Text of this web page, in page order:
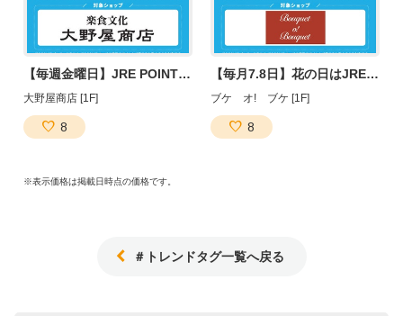
【毎週金曜日】JRE POINT２倍デー！
大野屋商店 [1F]
8
【毎月7.8日】花の日はJRE POINT２倍デー！
ブケ オ! ブケ [1F]
8
※表示価格は掲載日時点の価格です。
＃トレンドタグ一覧へ戻る